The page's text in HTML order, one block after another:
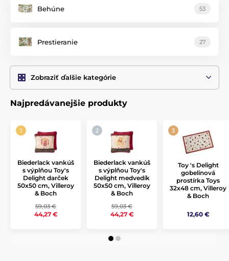
Behúne 53
Prestieranie 27
Zobraziť ďalšie kategórie
Najpredávanejšie produkty
Biederlack vankúš
s výplňou Toy's
Delight darček
50x50 cm, Villeroy
& Boch
59,03 €
44,27 €
Biederlack vankúš
s výplňou Toy's
Delight medvedík
50x50 cm, Villeroy
& Boch
59,03 €
44,27 €
Toy 's Delight
gobelínová
prostírka Toys
32x48 cm, Villeroy
& Boch
12,60 €